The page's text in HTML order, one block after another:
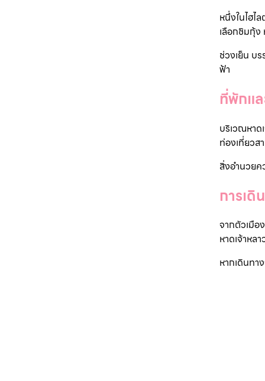
หนึ่งในไฮไ
เลือกชิมกุ้
ช่วงเย็น บ
ฟ้า
ที่พักแ
บริเวณหาด
ท่องเที่ยวส
สิ่งอำนวยค
การเดิ
จากตัวเมือ
หาดเจ้าหล
หากเดินทา